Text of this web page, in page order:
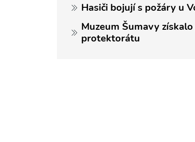
Hasiči bojují s požáry u
Muzeum Šumavy
protektorátu